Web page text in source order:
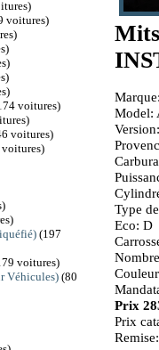
Model:
Type
Eco: D
Prix
Prix
voitures)
voitures)
voitures)
(197
voitures)
Véhicules)(80